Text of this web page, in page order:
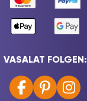
VASALAT FOLGEN: